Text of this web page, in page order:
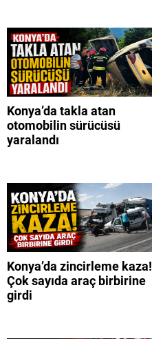
Konya’da takla atan
otomobilin sürücüsü
yaralandı
Konya’da zincirleme kaza!
Çok sayıda araç birbirine
girdi